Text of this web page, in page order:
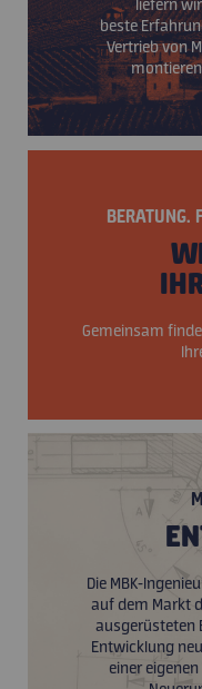
liefern
beste
Vertrieb von
BERATUNG.
Gemeinsam
Die MBK-
auf dem Markt
ausgerüsteten
Entwicklung
einer